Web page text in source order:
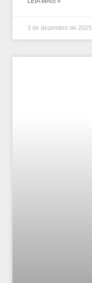
3 de dezembro de 2025